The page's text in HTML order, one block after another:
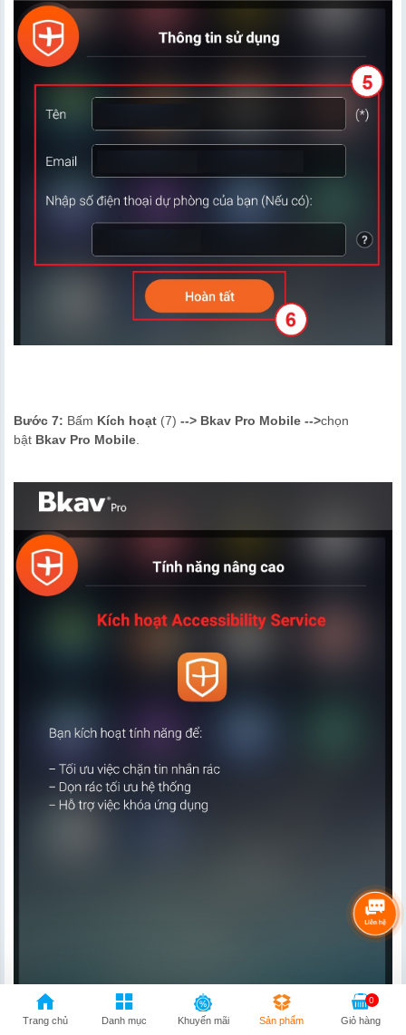
Bước 7: Bấm Kích hoạt (7) --> Bkav Pro Mobile -->chọn
bật Bkav Pro Mobile
Trang chủ Danh mục Khuyến mãi Sản phẩm
0
Giỏ hàng